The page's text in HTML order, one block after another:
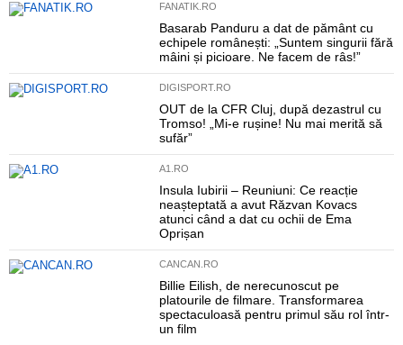
FANATIK.RO
Basarab Panduru a dat de pământ cu
echipele românești: „Suntem singurii fără
mâini și picioare. Ne facem de râs!”
DIGISPORT.RO
OUT de la CFR Cluj, după dezastrul cu
Tromso! „Mi-e rușine! Nu mai merită să
sufăr”
A1.RO
Insula Iubirii – Reuniuni: Ce reacție
neașteptată a avut Răzvan Kovacs
atunci când a dat cu ochii de Ema
Oprișan
CANCAN.RO
Billie Eilish, de nerecunoscut pe
platourile de filmare. Transformarea
spectaculoasă pentru primul său rol într-
un film